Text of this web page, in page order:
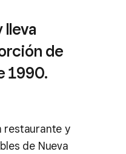
lleva
de
1990.
restaurante y
de Nueva